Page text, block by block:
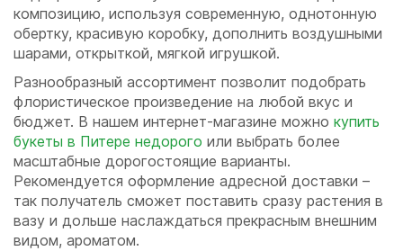
композицию, используя современную, однотонную
обертку, красивую коробку, дополнить воздушными
шарами, открыткой, мягкой игрушкой.
Разнообразный ассортимент позволит подобрать
флористическое произведение на любой вкус и
бюджет. В нашем интернет-магазине можно купить
букеты в Питере недорого или выбрать более
масштабные дорогостоящие варианты.
Рекомендуется оформление адресной доставки –
так получатель сможет поставить сразу растения в
вазу и дольше наслаждаться прекрасным внешним
видом, ароматом.